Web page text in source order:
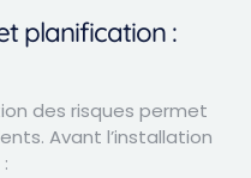
planification :
des risques permet
Avant l’installation